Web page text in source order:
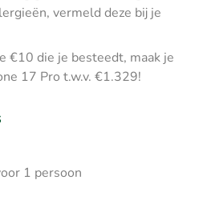
vermeld deze bij je
€10 die je besteedt, maak je
17 Pro t.w.v. €1.329!
1 persoon